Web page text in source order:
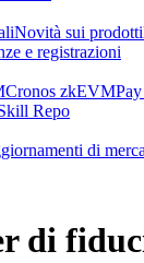
Novità sui prodotti
e registrazioni
Cronos zkEVM
Repo
di
di